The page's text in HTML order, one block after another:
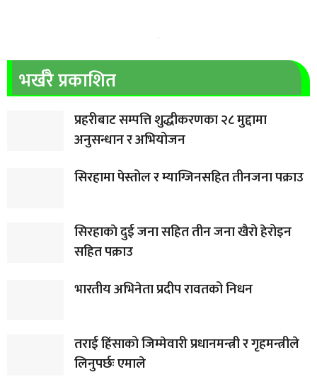
भर्खरै प्रकाशित
प्रहरीबाट सम्पत्ति शुद्धीकरणका २८ मुद्दामा
अनुसन्धान र अभियोजन
सिरहामा पेस्तोल र म्याग्जिनसहित तीनजना पक्राउ
सिरहाकाे दुई जना सहित तीन जना खैरो हेरोइन
सहित पक्राउ
भारतीय अभिनेता प्रदीप रावतको निधन
तराई हिंसाको जिम्मेवारी प्रधानमन्त्री र गृहमन्त्रीले
लिनुपर्छः एमाले